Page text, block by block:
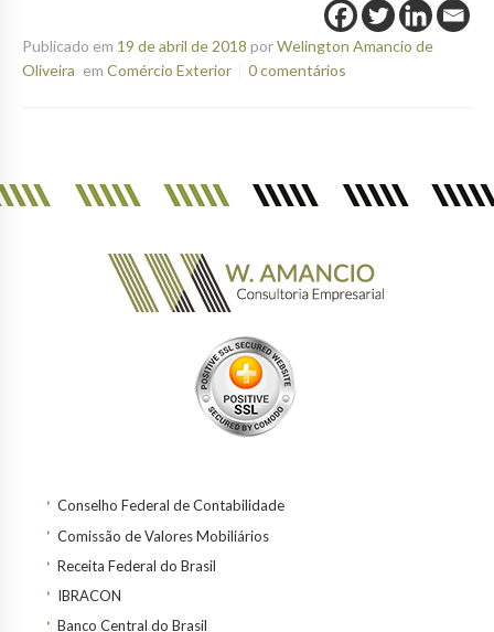
Publicado em 19 de abril de 2018 porWelington Amancio de
Oliveira em Comércio Exterior 0 comentários
Conselho Federal de Contabilidade
Comissão de Valores Mobiliários
Receita Federal do Brasil
IBRACON
Banco Central do Brasil